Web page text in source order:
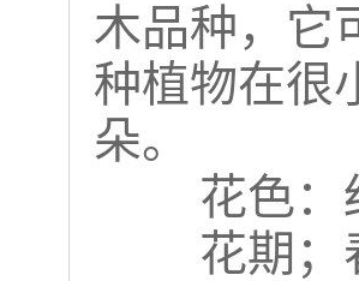
木品种，它
种植物在很
朵。
花色：
花期；